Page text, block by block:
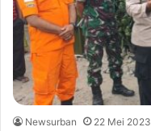
Newsurban 22 Mei 2023